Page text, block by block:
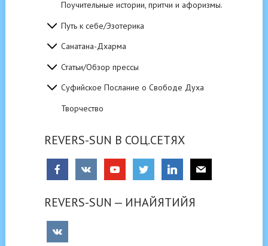
Поучительные истории, притчи и афоризмы.
Путь к себе/Эзотерика
Санатана-Дхарма
Статьи/Обзор прессы
Суфийское Послание о Свободе Духа
Творчество
REVERS-SUN В СОЦ.СЕТЯХ
REVERS-SUN — ИНАЙЯТИЙЯ